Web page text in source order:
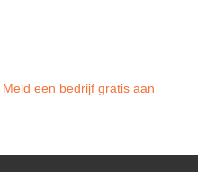
Meld een bedrijf gratis aan